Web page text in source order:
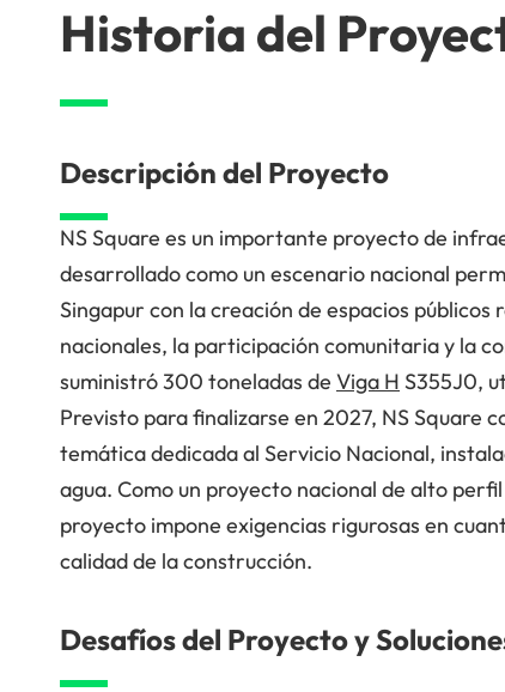
Historia del
Descripción del Proyecto
NS Square es un importante proyecto de
desarrollado como un escenario nacional
Singapur con la creación de espacios
nacionales, la participación comunitaria y la
suministró 300 toneladas de Viga H S355J0,
Previsto para finalizarse en 2027, NS Square
temática dedicada al Servicio Nacional,
agua. Como un proyecto nacional de alto
proyecto impone exigencias rigurosas en
calidad de la construcción.
Desafíos del Proyecto y